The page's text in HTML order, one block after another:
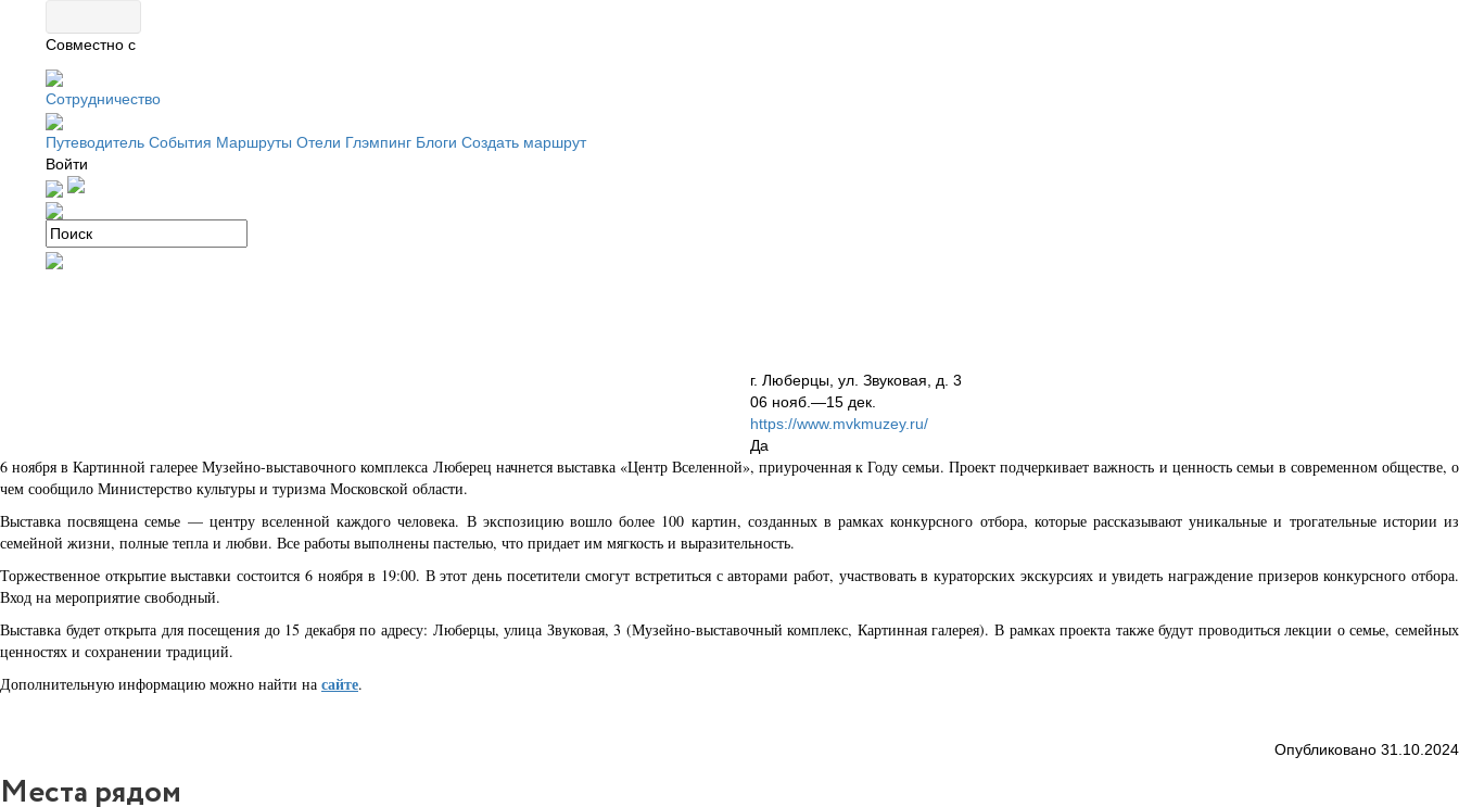
Совместно с
Сотрудничество
Путеводитель События Маршруты Отели Глэмпинг Блоги Создать маршрут
Войти
г. Люберцы, ул. Звуковая, д. 3
06 нояб.—15 дек.
https://www.mvkmuzey.ru/
Да
6 ноября в Картинной галерее Музейно-выставочного комплекса Люберец начнется выставка «Центр Вселенной», приуроченная к Году семьи. Проект подчеркивает важность и ценность семьи в современном обществе, о
чем сообщило Министерство культуры и туризма Московской области.
Выставка посвящена семье — центру вселенной каждого человека. В экспозицию вошло более 100 картин, созданных в рамках конкурсного отбора, которые рассказывают уникальные и трогательные истории из
семейной жизни, полные тепла и любви. Все работы выполнены пастелью, что придает им мягкость и выразительность.
Торжественное открытие выставки состоится 6 ноября в 19:00. В этот день посетители смогут встретиться с авторами работ, участвовать в кураторских экскурсиях и увидеть награждение призеров конкурсного отбора.
Вход на мероприятие свободный.
Выставка будет открыта для посещения до 15 декабря по адресу: Люберцы, улица Звуковая, 3 (Музейно-выставочный комплекс, Картинная галерея). В рамках проекта также будут проводиться лекции о семье, семейных
ценностях и сохранении традиций.
Дополнительную информацию можно найти на сайте.
Опубликовано 31.10.2024
Места рядом